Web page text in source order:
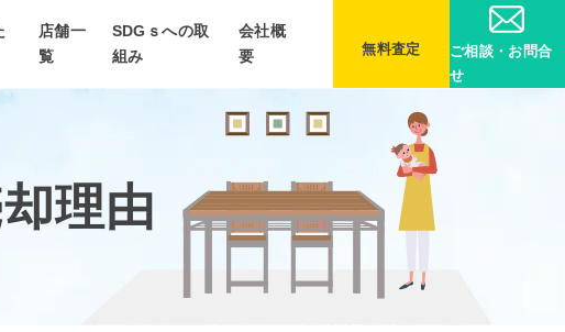
店舗一
覧
SDGｓへの取
組み
会社概
要
無料査定
ご相談・お問合
せ
理由